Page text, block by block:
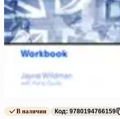
В наличии Код: 9780194766159